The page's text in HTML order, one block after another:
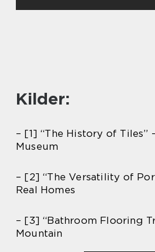
Kilder:
– [1] “The History of Tiles”
Museum
– [2] “The Versatility of
Real Homes
– [3] “Bathroom Flooring
Mountain